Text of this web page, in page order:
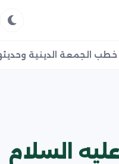
خطب الجمعة الدينية
السلام